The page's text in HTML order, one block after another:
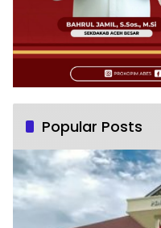
Popular Posts